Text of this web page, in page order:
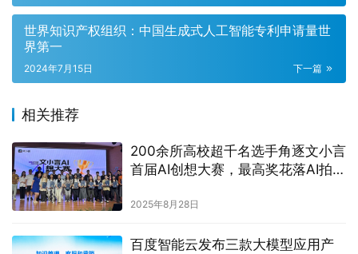
世界知识产权组织：中国生成式人工智能专利申请量世
界第一
下一篇
2024年7月15日
相关推荐
200余所高校超千名选手角逐文小言
首届AI创想大赛，最高奖花落AI拍照
2025年8月28日
百度智能云发布三款大模型应用产